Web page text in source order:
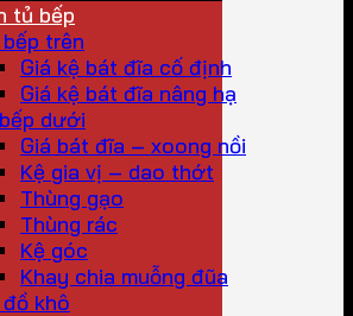
tủ bếp
trên
Giá kệ bát đĩa cố định
Giá kệ bát đĩa nâng hạ
dưới
Giá bát đĩa – xoong nồi
Kệ gia vị – dao thớt
Thùng gạo
Thùng rác
Kệ góc
Khay chia muỗng đũa
khô